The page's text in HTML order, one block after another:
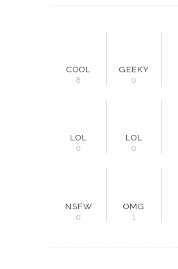
COOL
8
GEEKY
0
LOL
0
LOL
0
NSFW
0
OMG
1